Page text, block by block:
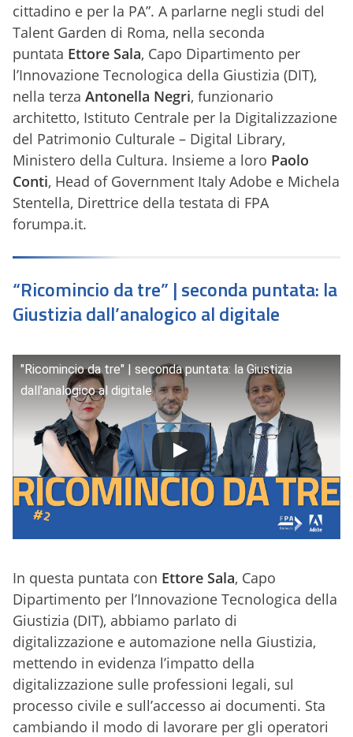
cittadino e per la PA”. A parlarne negli studi del
Talent Garden di Roma, nella seconda
puntata Ettore Sala, Capo Dipartimento per
l’Innovazione Tecnologica della Giustizia (DIT),
nella terza Antonella Negri, funzionario
architetto, Istituto Centrale per la Digitalizzazione
del Patrimonio Culturale – Digital Library,
Ministero della Cultura. Insieme a loro Paolo
Conti, Head of Government Italy Adobe e Michela
Stentella, Direttrice della testata di FPA
forumpa.it.
“Ricomincio da tre” | seconda puntata: la
Giustizia dall’analogico al digitale
"Ricomincio da tre" | seconda puntata: la Giustizia
dall'analogico al digitale
In questa puntata con Ettore Sala, Capo
Dipartimento per l’Innovazione Tecnologica della
Giustizia (DIT), abbiamo parlato di
digitalizzazione e automazione nella Giustizia,
mettendo in evidenza l’impatto della
digitalizzazione sulle professioni legali, sul
processo civile e sull’accesso ai documenti. Sta
cambiando il modo di lavorare per gli operatori